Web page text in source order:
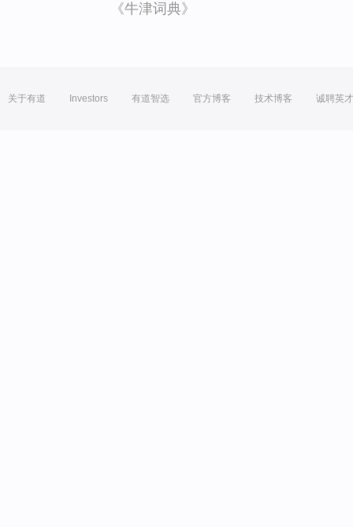
《牛津词典》
关于有道 Investors 有道智选 官方博客 技术博客 诚聘英才